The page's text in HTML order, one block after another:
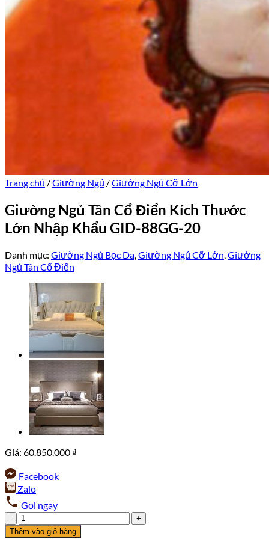
Trang chủ /Giường Ngủ /Giường Ngủ Cỡ Lớn
Giường Ngủ Tân Cổ Điển Kích Thước
Lớn Nhập Khẩu GID-88GG-20
Danh mục: Giường Ngủ Bọc Da,Giường Ngủ Cỡ Lớn,Giường
Ngủ Tân Cổ Điển
Giá: 60.850.000 ₫
Facebook
Zalo
Gọi ngay
Giường
Ngủ
Thêm vào giỏ hàng